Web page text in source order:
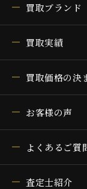
買取ブランド
買取実績
買取価格の決
お客様の声
よくあるご質
査定士紹介